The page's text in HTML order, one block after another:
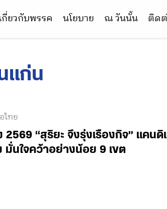
กี่ยวกับพรรค นโยบาย ณ วันนั้น ติด
แก่น
ไทย
2569 “สุริยะ จึงรุ่งเรืองกิจ” แคน
มั่นใจคว้าอย่างน้อย 9 เขต